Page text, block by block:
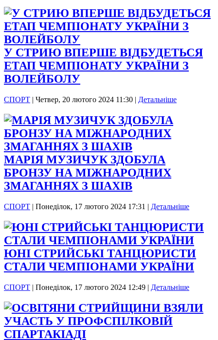
У СТРИЮ ВПЕРШЕ ВІДБУДЕТЬСЯ
ЕТАП ЧЕМПІОНАТУ УКРАЇНИ З
ВОЛЕЙБОЛУ
СПОРТ | Четвер, 20 лютого 2024 11:30 | Детальніше
МАРІЯ МУЗИЧУК ЗДОБУЛА
БРОНЗУ НА МІЖНАРОДНИХ
ЗМАГАННЯХ З ШАХІВ
СПОРТ | Понеділок, 17 лютого 2024 17:31 | Детальніше
ЮНІ СТРИЙСЬКІ ТАНЦЮРИСТИ
СТАЛИ ЧЕМПІОНАМИ УКРАЇНИ
СПОРТ | Понеділок, 17 лютого 2024 12:49 | Детальніше